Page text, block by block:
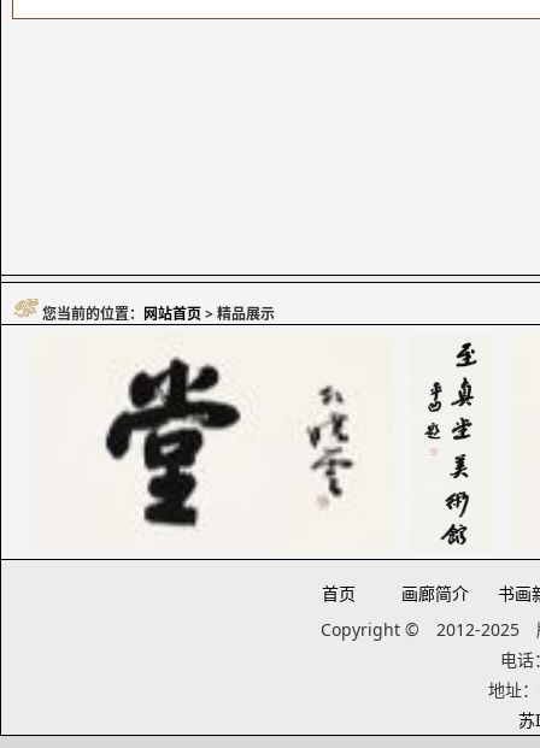
您当前的位置： 网站首页> 精品展示
首页 画廊简介
书画
Copyright © 2012-2025
电话
地址
苏